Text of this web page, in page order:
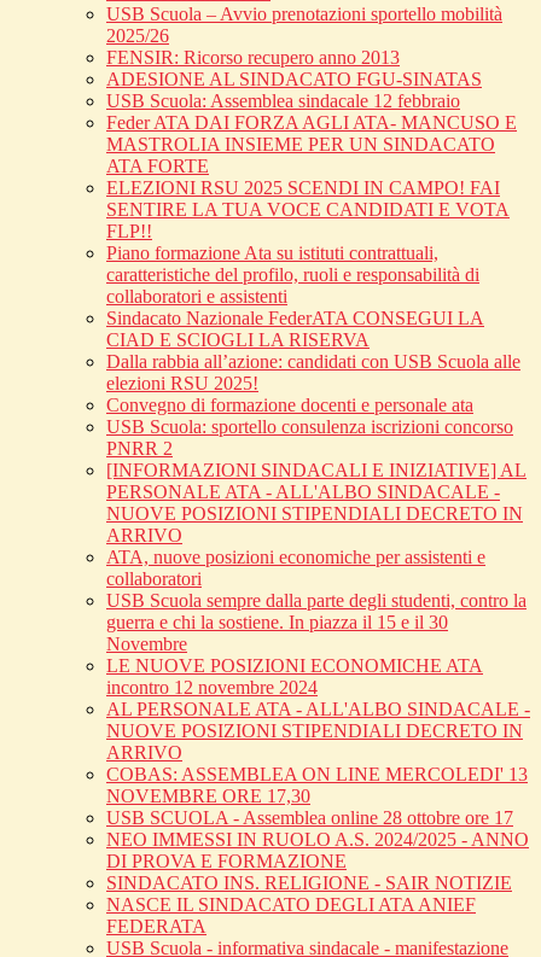
USB Scuola – Avvio prenotazioni sportello mobilità
2025/26
FENSIR: Ricorso recupero anno 2013
ADESIONE AL SINDACATO FGU-SINATAS
USB Scuola: Assemblea sindacale 12 febbraio
Feder ATA DAI FORZA AGLI ATA- MANCUSO E
MASTROLIA INSIEME PER UN SINDACATO
ATA FORTE
ELEZIONI RSU 2025 SCENDI IN CAMPO! FAI
SENTIRE LA TUA VOCE CANDIDATI E VOTA
FLP!!
Piano formazione Ata su istituti contrattuali,
caratteristiche del profilo, ruoli e responsabilità di
collaboratori e assistenti
Sindacato Nazionale FederATA CONSEGUI LA
CIAD E SCIOGLI LA RISERVA
Dalla rabbia all’azione: candidati con USB Scuola alle
elezioni RSU 2025!
Convegno di formazione docenti e personale ata
USB Scuola: sportello consulenza iscrizioni concorso
PNRR 2
[INFORMAZIONI SINDACALI E INIZIATIVE] AL
PERSONALE ATA - ALL'ALBO SINDACALE -
NUOVE POSIZIONI STIPENDIALI DECRETO IN
ARRIVO
ATA, nuove posizioni economiche per assistenti e
collaboratori
USB Scuola sempre dalla parte degli studenti, contro la
guerra e chi la sostiene. In piazza il 15 e il 30
Novembre
LE NUOVE POSIZIONI ECONOMICHE ATA
incontro 12 novembre 2024
AL PERSONALE ATA - ALL'ALBO SINDACALE -
NUOVE POSIZIONI STIPENDIALI DECRETO IN
ARRIVO
COBAS: ASSEMBLEA ON LINE MERCOLEDI' 13
NOVEMBRE ORE 17,30
USB SCUOLA - Assemblea online 28 ottobre ore 17
NEO IMMESSI IN RUOLO A.S. 2024/2025 - ANNO
DI PROVA E FORMAZIONE
SINDACATO INS. RELIGIONE - SAIR NOTIZIE
NASCE IL SINDACATO DEGLI ATA ANIEF
FEDERATA
USB Scuola - informativa sindacale - manifestazione